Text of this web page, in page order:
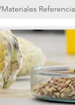
Referencia